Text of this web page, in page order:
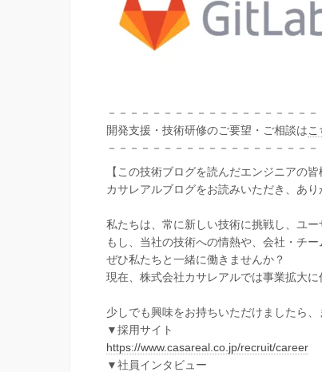
－－－－－－－－－－－－－－－－－－－
開発支援・技術研修のご要望・ご相談はこ
－－－－－－－－－－－－－－－－－－－
【この技術ブログを読んだエンジニアの皆
カサレアルブログをお読みいただき、あり
私たちは、常に新しい技術に挑戦し、ユ
もし、当社の技術への情熱や、会社・チ
ぜひ私たちと一緒に働きませんか？
現在、株式会社カサレアルでは事業拡大
少しでも興味をお持ちいただけましたら
▼採用サイト
https://www.casareal.co.jp/recruit/career
▼社員インタビュー